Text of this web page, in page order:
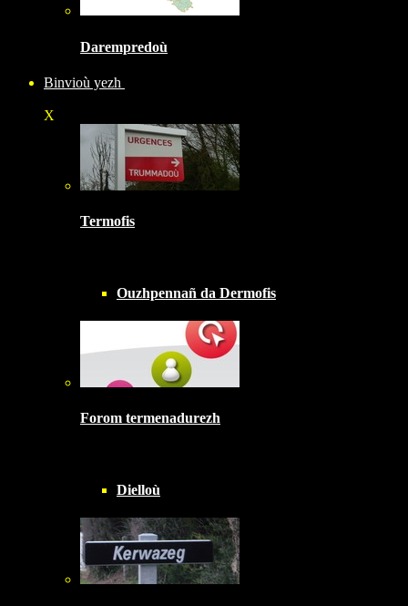
Darempredoù
Binvioù yezh
X
Termofis
Ouzhpennañ da Dermofis
Forom termenadurezh
Dielloù